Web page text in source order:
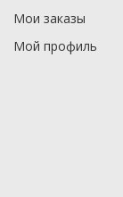
Мои заказы
Мой профиль